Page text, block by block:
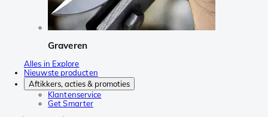
Graveren
Alles in Explore
Nieuwste producten
Aftikkers, acties & promoties
Klantenservice
Get Smarter